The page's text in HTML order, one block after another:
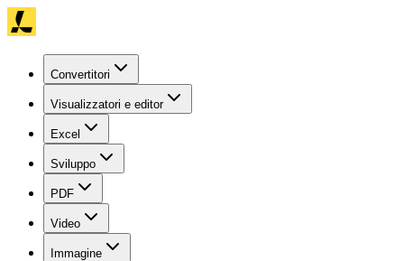
Convertitori
Visualizzatori e editor
Excel
Sviluppo
PDF
Video
Immagine